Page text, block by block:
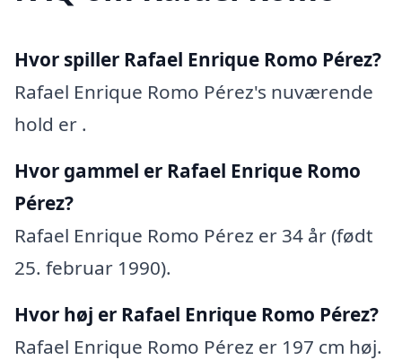
Hvor spiller Rafael Enrique Romo Pérez?
Rafael Enrique Romo Pérez's nuværende
hold er .
Hvor gammel er Rafael Enrique Romo
Pérez?
Rafael Enrique Romo Pérez er 34 år (født
25. februar 1990).
Hvor høj er Rafael Enrique Romo Pérez?
Rafael Enrique Romo Pérez er 197 cm høj.